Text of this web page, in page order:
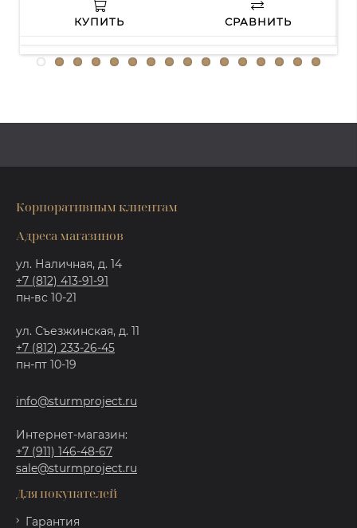
КУПИТЬ СРАВНИТЬ
Корпоративным клиентам
Адреса магазинов
ул. Наличная, д. 14
+7 (812) 413-91-91
пн-вс 10-21
ул. Съезжинская, д. 11
+7 (812) 233-26-45
пн-пт 10-19
info@sturmproject.ru
Интернет-магазин:
+7 (911) 146-48-67
sale@sturmproject.ru
Для покупателей
Гарантия